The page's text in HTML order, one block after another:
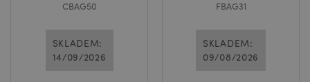
CBAG50
SKLADEM:
14/09/2026
FBAG31
SKLADEM:
09/08/2026